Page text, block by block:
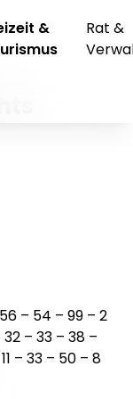
&
Rat &
– 54 – 99 – 2
– 33 – 38 –
– 33 – 50 – 8